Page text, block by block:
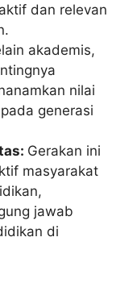
dan relevan
akademis,
nilai
generasi
Gerakan ini
masyarakat
jawab
di